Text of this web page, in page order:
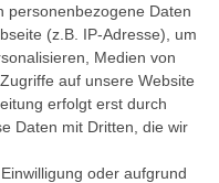
personenbezogene Daten
(z.B. IP-Adresse), um
Medien von
auf unsere Website
erfolgt erst durch
Daten mit Dritten, die wir
oder aufgrund